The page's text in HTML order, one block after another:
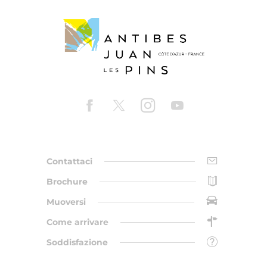
Contattaci
Brochure
Muoversi
Come arrivare
Soddisfazione